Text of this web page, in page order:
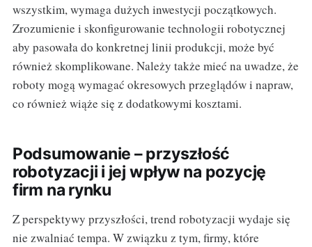
wszystkim, wymaga dużych inwestycji początkowych.
Zrozumienie i skonfigurowanie technologii robotycznej
aby pasowała do konkretnej linii produkcji, może być
również skomplikowane. Należy także mieć na uwadze, że
roboty mogą wymagać okresowych przeglądów i napraw,
co również wiąże się z dodatkowymi kosztami.
Podsumowanie – przyszłość
robotyzacji i jej wpływ na pozycję
firm na rynku
Z perspektywy przyszłości, trend robotyzacji wydaje się
nie zwalniać tempa. W związku z tym, firmy, które